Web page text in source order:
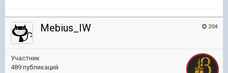
204
Mebius_IW
Участник
489 публикаций